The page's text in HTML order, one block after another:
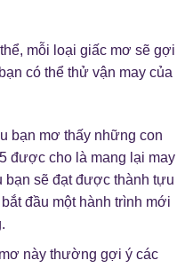
mỗi loại giấc mơ sẽ gợi
có thể thử vận may của
bạn mơ thấy những con
được cho là mang lại may
bạn sẽ đạt được thành tựu
đầu một hành trình mới
này thường gợi ý các